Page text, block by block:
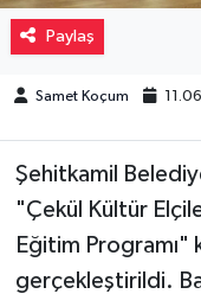
Paylaş
Samet Koçum
Şehitkamil
"Çekül Kültür
Eğitim Programı"
gerçekleştirildi.
Sağlık
Teknoloji